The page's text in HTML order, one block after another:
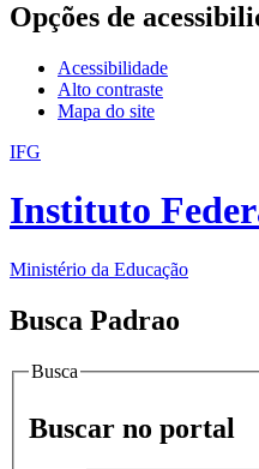
Opções de
Acessibilidade
Alto contraste
Mapa do site
IFG
Instituto
Ministério da Educação
Busca Padrao
Busca
Buscar no portal